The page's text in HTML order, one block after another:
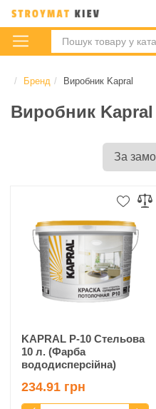
Бренд Виробник Kapral
Виробник Kapral
KAPRAL Р-10 Стельова
10 л. (Фарба
вододисперсійна)
234.91 грн